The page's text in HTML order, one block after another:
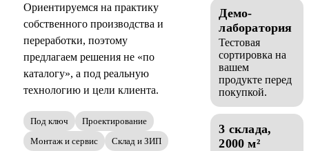
Ориентируемся на практику
собственного производства и
переработки, поэтому
предлагаем решения не «по
каталогу», а под реальную
технологию и цели клиента.
Под ключ
Проектирование
Монтаж и сервис
Склад и ЗИП
Демо-
лаборатория
Тестовая
сортировка на
вашем
продукте перед
покупкой.
3 склада,
2000 м²